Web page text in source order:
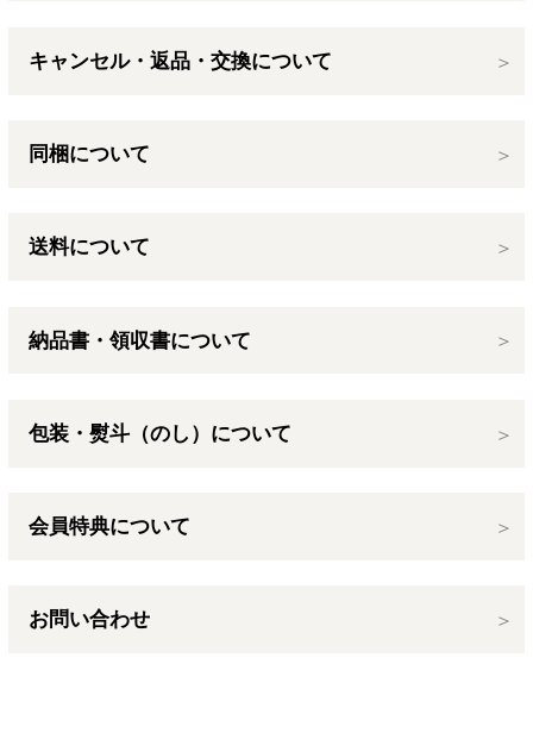
キャンセル・返品・交換について
同梱について
送料について
納品書・領収書について
包装・熨斗（のし）について
会員特典について
お問い合わせ